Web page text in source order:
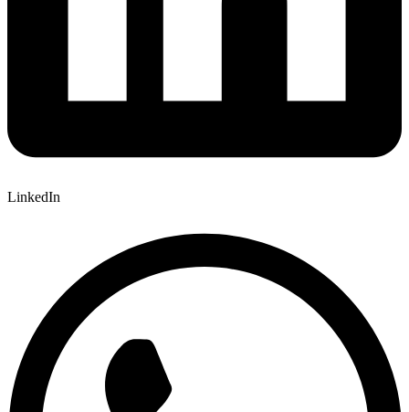
LinkedIn